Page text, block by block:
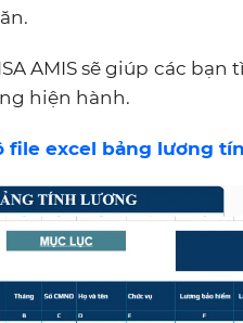
AMIS sẽ giúp các
hiện hành.
file excel bảng lương